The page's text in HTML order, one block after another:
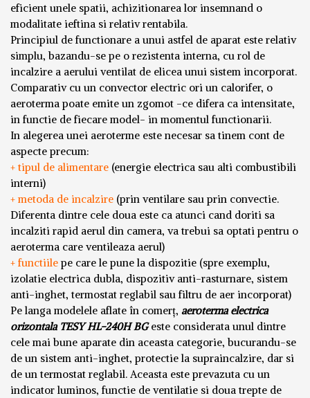
eficient unele spatii, achizitionarea lor insemnand o
modalitate ieftina si relativ rentabila.
Principiul de functionare a unui astfel de aparat este relativ
simplu, bazandu-se pe o rezistenta interna, cu rol de
incalzire a aerului ventilat de elicea unui sistem incorporat.
Comparativ cu un convector electric ori un calorifer, o
aeroterma poate emite un zgomot -ce difera ca intensitate,
in functie de fiecare model- in momentul functionarii.
In alegerea unei aeroterme este necesar sa tinem cont de
aspecte precum:
+ tipul de alimentare (energie electrica sau alti combustibili
interni)
+ metoda de incalzire (prin ventilare sau prin convectie.
Diferenta dintre cele doua este ca atunci cand doriti sa
incalziti rapid aerul din camera, va trebui sa optati pentru o
aeroterma care ventileaza aerul)
+ functiile pe care le pune la dispozitie (spre exemplu,
izolatie electrica dubla, dispozitiv anti-rasturnare, sistem
anti-inghet, termostat reglabil sau filtru de aer incorporat)
Pe langa modelele aflate în comerț, aeroterma electrica
orizontala TESY HL-240H BGeste considerata unul dintre
cele mai bune aparate din aceasta categorie, bucurandu-se
de un sistem anti-inghet, protectie la supraincalzire, dar si
de un termostat reglabil. Aceasta este prevazuta cu un
indicator luminos, functie de ventilatie si doua trepte de